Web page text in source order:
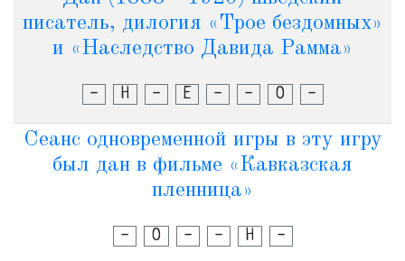
писатель, дилогия «Трое бездомных»
и «Наследство Давида Рамма»
- Н - Е - - О -
Сеанс одновременной игры в эту игру
был дан в фильме «Кавказская
пленница»
- О - - Н -